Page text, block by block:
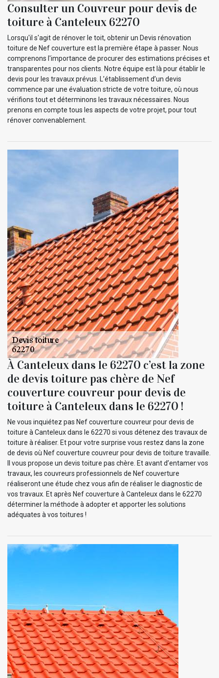
Consulter un Couvreur pour devis de
toiture à Canteleux 62270
Lorsqu'il s'agit de rénover le toit, obtenir un Devis rénovation
toiture de Nef couverture est la première étape à passer. Nous
comprenons l'importance de procurer des estimations précises et
transparentes pour nos clients. Notre équipe est là pour établir le
devis pour les travaux prévus. L’établissement d’un devis
commence par une évaluation stricte de votre toiture, où nous
vérifions tout et déterminons les travaux nécessaires. Nous
prenons en compte tous les aspects de votre projet, pour tout
rénover convenablement.
À Canteleux dans le 62270 c’est la zone
de devis toiture pas chère de Nef
couverture couvreur pour devis de
toiture à Canteleux dans le 62270 !
Ne vous inquiétez pas Nef couverture couvreur pour devis de
toiture à Canteleux dans le 62270 si vous détenez des travaux de
toiture à réaliser. Et pour votre surprise vous restez dans la zone
de devis où Nef couverture couvreur pour devis de toiture travaille.
Il vous propose un devis toiture pas chère. Et avant d’entamer vos
travaux, les couvreurs professionnels de Nef couverture
réaliseront une étude chez vous afin de réaliser le diagnostic de
vos travaux. Et après Nef couverture à Canteleux dans le 62270
déterminer la méthode à adopter et apporter les solutions
adéquates à vos toitures !